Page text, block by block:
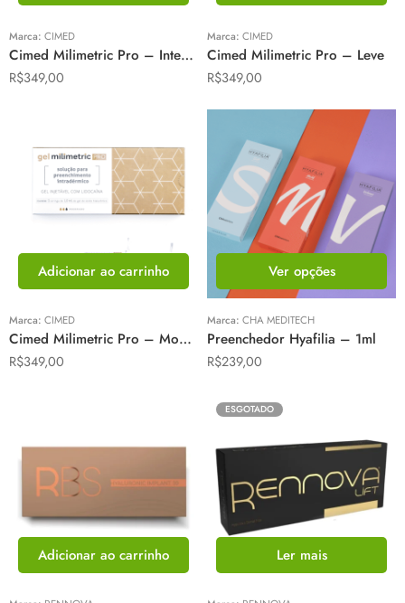
Marca: CIMED
Cimed Milimetric Pro – Intenso
R$349,00
Marca: CIMED
Cimed Milimetric Pro – Leve
R$349,00
Adicionar ao carrinho
Marca: CIMED
Cimed Milimetric Pro – Moderado
R$349,00
Ver opções
Marca: CHA MEDITECH
Preenchedor Hyafilia – 1ml
R$239,00
Adicionar ao carrinho
ESGOTADO
Ler mais